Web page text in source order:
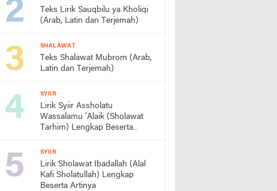
Teks Lirik Sauqbilu ya Kholiqi
(Arab, Latin dan Terjemah)
SHALAWAT
Teks Shalawat Mubrom (Arab,
Latin dan Terjemah)
SYIIR
Lirik Syiir Assholatu
Wassalamu ‘Alaik (Sholawat
Tarhim) Lengkap Beserta
SYIIR
Lirik Sholawat Ibadallah (Alal
Kafi Sholatullah) Lengkap
Beserta Artinya